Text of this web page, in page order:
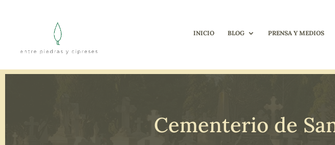
INICIO BLOG PRENSA Y MEDIOS
Cementerio de